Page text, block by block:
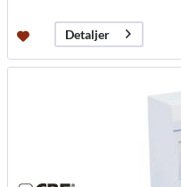
Detaljer